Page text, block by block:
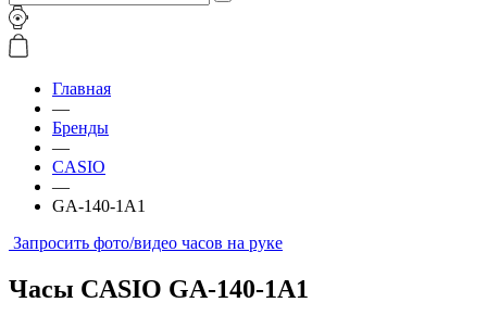
Главная
—
Бренды
—
CASIO
—
GA-140-1A1
Запросить фото/видео часов на руке
Часы CASIO GA-140-1A1